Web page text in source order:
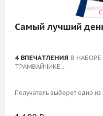
наборы
Блог
Самый лучший
4 ВПЕЧАТЛЕНИЯ В
ТРАМВАЙЧИКЕ...
Получатель выберет одно из